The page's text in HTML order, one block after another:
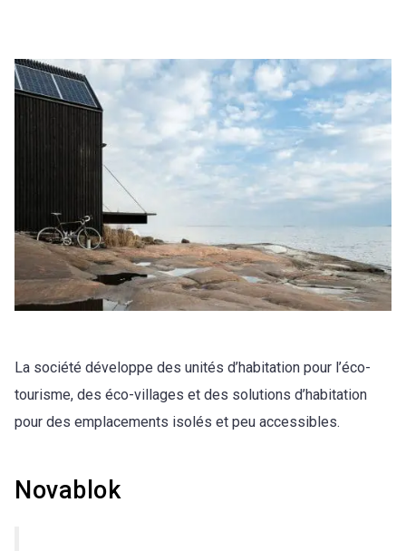
La société développe des unités d’habitation pour l’éco-
tourisme, des éco-villages et des solutions d’habitation
pour des emplacements isolés et peu accessibles.
Novablok